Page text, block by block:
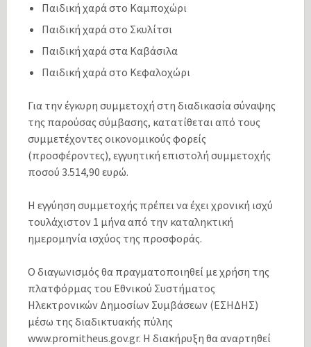
Παιδική χαρά στο Καμποχώρι
Παιδική χαρά στο Σκυλίτσι
Παιδική χαρά στα Καβάσιλα
Παιδική χαρά στο Κεφαλοχώρι
Για την έγκυρη συμμετοχή στη διαδικασία σύναψης
της παρούσας σύμβασης, κατατίθεται από τους
συμμετέχοντες οικονομικούς φορείς
(προσφέροντες), εγγυητική επιστολή συμμετοχής
ποσού 3.514,90 ευρώ.
Η εγγύηση συμμετοχής πρέπει να έχει χρονική ισχύ
τουλάχιστον 1 μήνα από την καταληκτική
ημερομηνία ισχύος της προσφοράς.
Ο διαγωνισμός θα πραγματοποιηθεί με χρήση της
πλατφόρμας του Εθνικού Συστήματος
Ηλεκτρονικών Δημοσίων Συμβάσεων (ΕΣΗΔΗΣ)
μέσω της διαδικτυακής πύλης
www.promitheus.gov.gr. Η διακήρυξη θα αναρτηθεί